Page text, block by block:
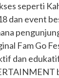
seperti
dan event
Fam Go
dan